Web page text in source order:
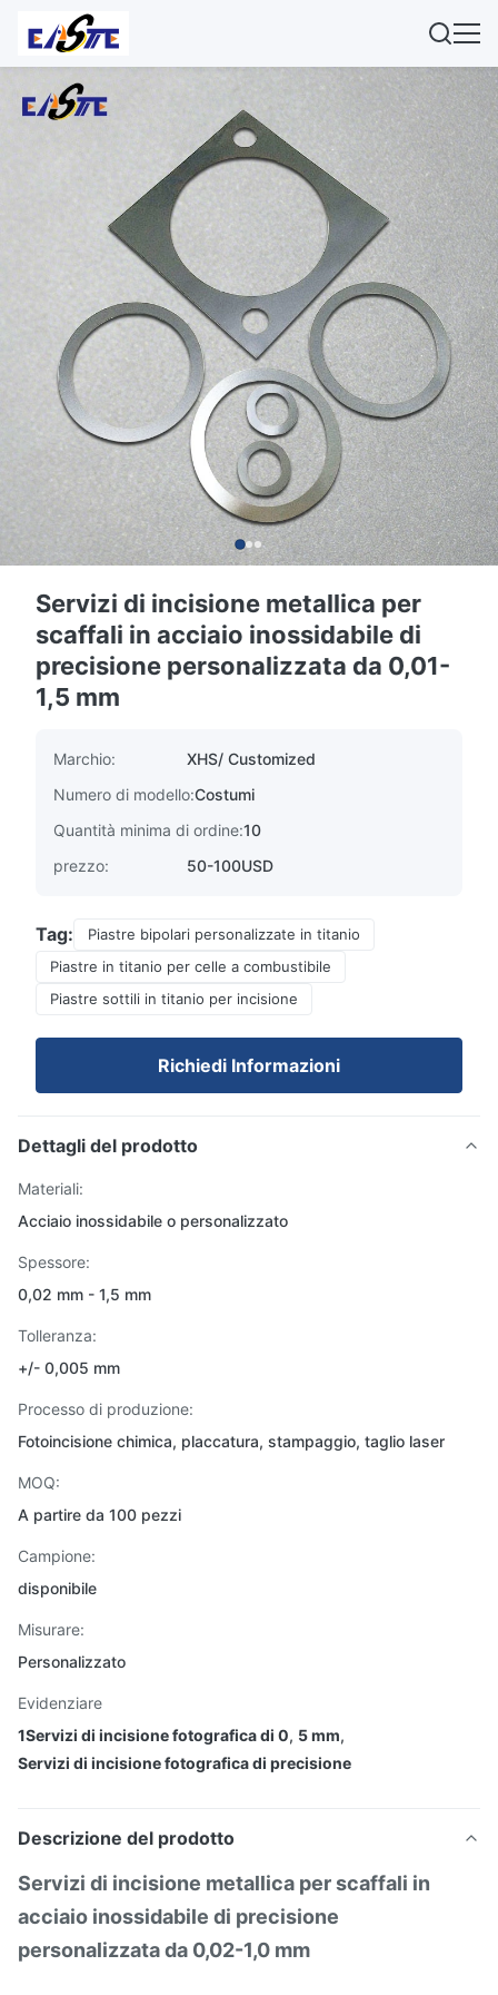
Servizi di incisione metallica per
scaffali in acciaio inossidabile di
precisione personalizzata da 0,01-
1,5 mm
Marchio:
XHS/ Customized
Numero di modello:Costumi
Quantità minima di ordine:10
prezzo:
50-100USD
Tag:
Piastre bipolari personalizzate in titanio
Piastre in titanio per celle a combustibile
Piastre sottili in titanio per incisione
Richiedi Informazioni
Dettagli del prodotto
Materiali:
Acciaio inossidabile o personalizzato
Spessore:
0,02 mm - 1,5 mm
Tolleranza:
+/- 0,005 mm
Processo di produzione:
Fotoincisione chimica, placcatura, stampaggio, taglio laser
MOQ:
A partire da 100 pezzi
Campione:
disponibile
Misurare:
Personalizzato
Evidenziare
1Servizi di incisione fotografica di 0, 5 mm,
Servizi di incisione fotografica di precisione
Descrizione del prodotto
Servizi di incisione metallica per scaffali in
acciaio inossidabile di precisione
personalizzata da 0,02-1,0 mm